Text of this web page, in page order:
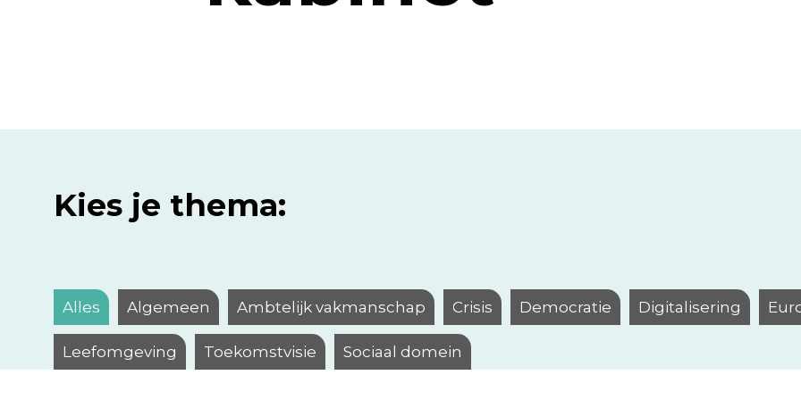
Kies je thema:
Alles Algemeen Ambtelijk vakmanschap Crisis Democratie Digitalisering
Leefomgeving Toekomstvisie Sociaal domein